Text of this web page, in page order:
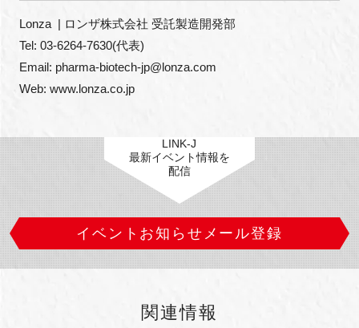
Lonza  | ロンザ株式会社 受託製造開発部
Tel: 03-6264-7630(代表)
Email: pharma-biotech-jp@lonza.com
Web: www.lonza.co.jp
LINK-J
最新イベント情報を
配信
イベントお知らせメール登録
関連情報